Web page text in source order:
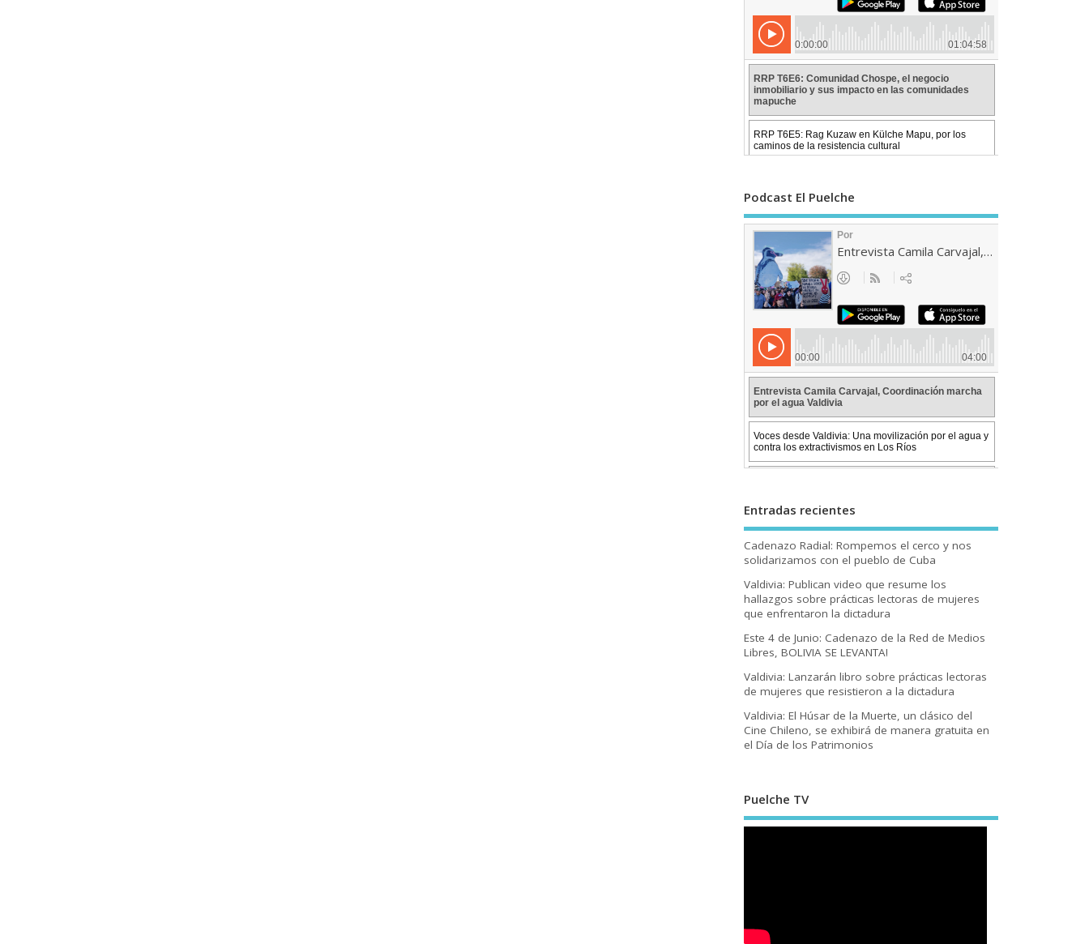
Podcast El Puelche
Entradas recientes
Cadenazo Radial: Rompemos el cerco y nos
solidarizamos con el pueblo de Cuba
Valdivia: Publican video que resume los
hallazgos sobre prácticas lectoras de mujeres
que enfrentaron la dictadura
Este 4 de Junio: Cadenazo de la Red de Medios
Libres, BOLIVIA SE LEVANTA!
Valdivia: Lanzarán libro sobre prácticas lectoras
de mujeres que resistieron a la dictadura
Valdivia: El Húsar de la Muerte, un clásico del
Cine Chileno, se exhibirá de manera gratuita en
el Día de los Patrimonios
Puelche TV